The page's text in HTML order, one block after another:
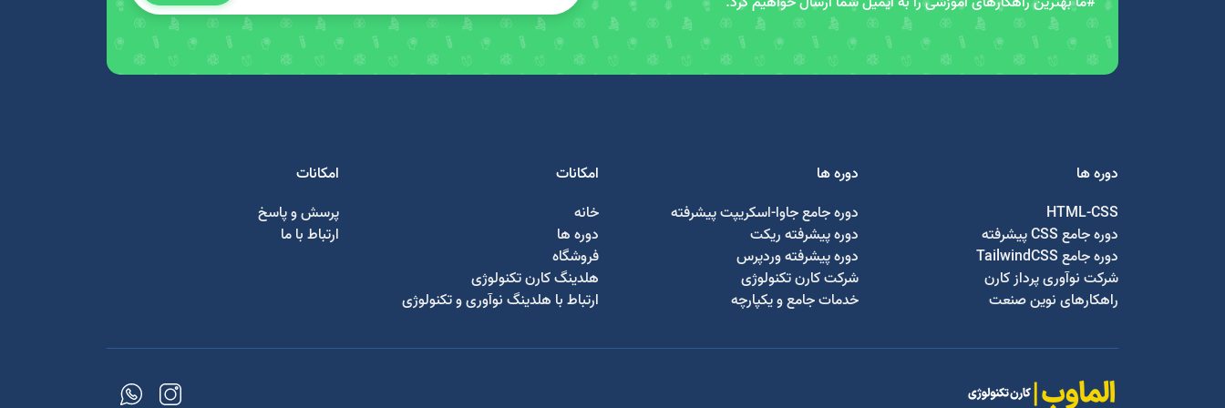
دوره ها
HTML-CSS
دوره جامع CSS پیشرفته
دوره جامع TailwindCSS
شرکت نوآوری پرداز کارن
راهکارهای نوین صنعت
دوره ها
دوره جامع جاوا-اسکریپت پیشرفته
دوره پیشرفته ریکت
دوره پیشرفته وردپرس
شرکت کارن تکنولوژی
خدمات جامع و یکپارچه
امکانات
خانه
دوره ها
فروشگاه
هلدینگ کارن تکنولوژی
ارتباط با هلدینگ نوآوری و تکنولوژی
امکانات
پرسش و پاسخ
ارتباط با ما